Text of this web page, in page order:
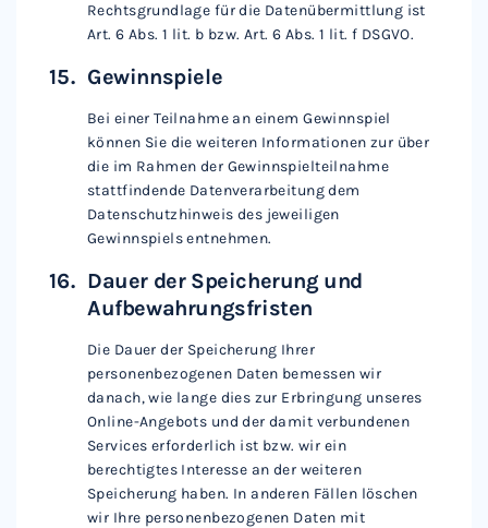
Rechtsgrundlage für die Datenübermittlung ist
Art. 6 Abs. 1 lit. b bzw. Art. 6 Abs. 1 lit. f DSGVO.
Gewinnspiele
Bei einer Teilnahme an einem Gewinnspiel
können Sie die weiteren Informationen zur über
die im Rahmen der Gewinnspielteilnahme
stattfindende Datenverarbeitung dem
Datenschutzhinweis des jeweiligen
Gewinnspiels entnehmen.
Dauer der Speicherung und
Aufbewahrungsfristen
Die Dauer der Speicherung Ihrer
personenbezogenen Daten bemessen wir
danach, wie lange dies zur Erbringung unseres
Online-Angebots und der damit verbundenen
Services erforderlich ist bzw. wir ein
berechtigtes Interesse an der weiteren
Speicherung haben. In anderen Fällen löschen
wir Ihre personenbezogenen Daten mit